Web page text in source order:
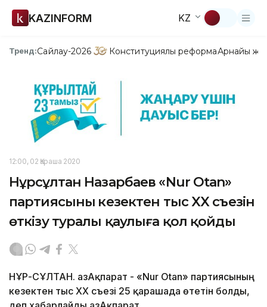
KAZINFORM KZ
Тренд:Сайлау-2026 Конституциялық реформаАрнайы
12:00, 02 Қараша 2020
Нұрсұлтан Назарбаев «Nur Otan»
партиясының кезектен тыс XX съезін
өткізу туралы қаулыға қол қойды
НҰР-СҰЛТАН. ҚазАқпарат - «Nur Otan» партиясының
кезектен тыс XX съезі 25 қарашада өтетін болды,